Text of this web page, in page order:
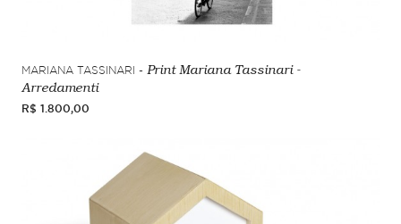
MARIANA TASSINARI - Print Mariana Tassinari -
Arredamenti
R$ 1.800,00